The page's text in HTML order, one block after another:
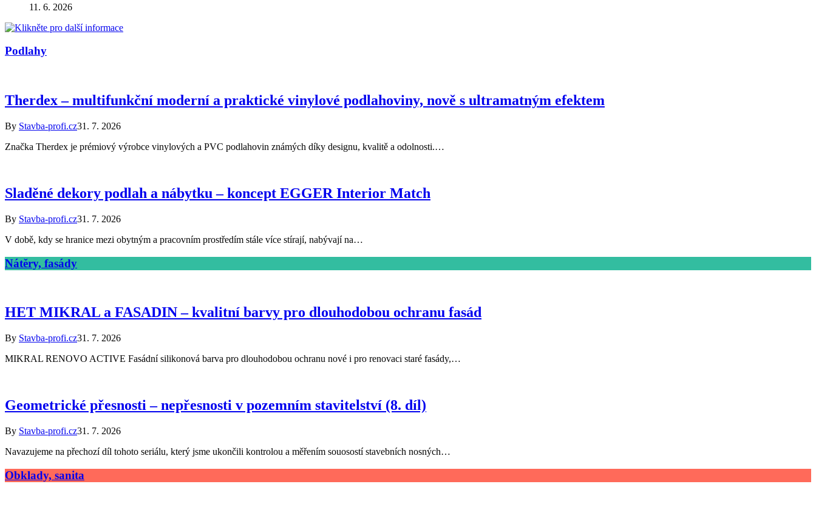
11. 6. 2026
Podlahy
Therdex – multifunkční moderní a praktické vinylové podlahoviny, nově s ultramatným efektem
By Stavba-profi.cz31. 7. 2026
Značka Therdex je prémiový výrobce vinylových a PVC podlahovin známých díky designu, kvalitě a odolnosti.…
Sladěné dekory podlah a nábytku – koncept EGGER Interior Match
By Stavba-profi.cz31. 7. 2026
V době, kdy se hranice mezi obytným a pracovním prostředím stále více stírají, nabývají na…
Nátěry, fasády
HET MIKRAL a FASADIN – kvalitní barvy pro dlouhodobou ochranu fasád
By Stavba-profi.cz31. 7. 2026
MIKRAL RENOVO ACTIVE Fasádní silikonová barva pro dlouhodobou ochranu nové i pro renovaci staré fasády,…
Geometrické přesnosti – nepřesnosti v pozemním stavitelství (8. díl)
By Stavba-profi.cz31. 7. 2026
Navazujeme na přechozí díl tohoto seriálu, který jsme ukončili kontrolou a měřením souosostí stavebních nosných…
Obklady, sanita